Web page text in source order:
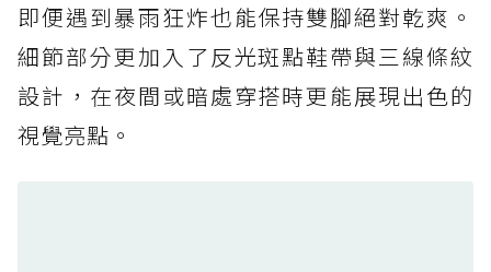
防水鞋推薦 7. Timberland Motion Access：
黃靴同級頂級防水，輕量化工裝健走鞋雨天必備
防水鞋推薦 7. Timberland Motion Access：
黃靴同級頂級防水，輕量化工裝健走鞋雨天必備
即便遇到暴雨狂炸也能保持雙腳絕對乾爽。
細節部分更加入了反光斑點鞋帶與三線條紋
設計，在夜間或暗處穿搭時更能展現出色的
視覺亮點。